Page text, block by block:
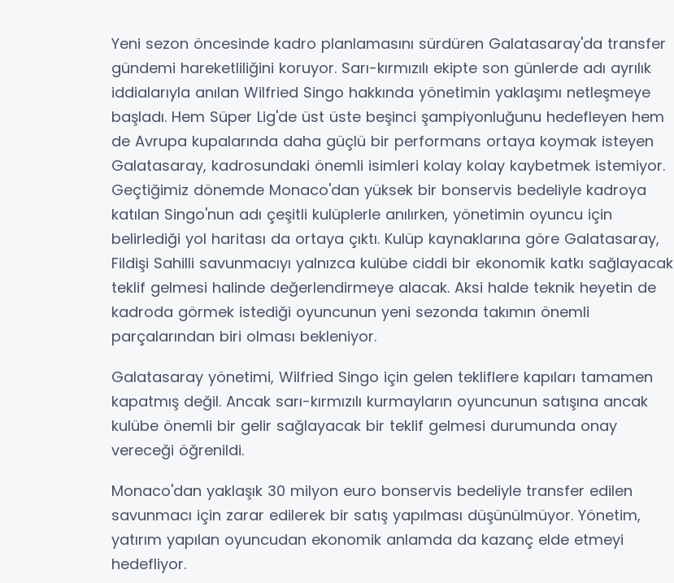
Yeni sezon öncesinde kadro planlamasını sürdüren Galatasaray'da transfer
gündemi hareketliliğini koruyor. Sarı-kırmızılı ekipte son günlerde adı ayrılık
iddialarıyla anılan Wilfried Singo hakkında yönetimin yaklaşımı netleşmeye
başladı. Hem Süper Lig'de üst üste beşinci şampiyonluğunu hedefleyen hem
de Avrupa kupalarında daha güçlü bir performans ortaya koymak isteyen
Galatasaray, kadrosundaki önemli isimleri kolay kolay kaybetmek istemiyor.
Geçtiğimiz dönemde Monaco'dan yüksek bir bonservis bedeliyle kadroya
katılan Singo'nun adı çeşitli kulüplerle anılırken, yönetimin oyuncu için
belirlediği yol haritası da ortaya çıktı. Kulüp kaynaklarına göre Galatasaray,
Fildişi Sahilli savunmacıyı yalnızca kulübe ciddi bir ekonomik katkı sağlayacak
teklif gelmesi halinde değerlendirmeye alacak. Aksi halde teknik heyetin de
kadroda görmek istediği oyuncunun yeni sezonda takımın önemli
parçalarından biri olması bekleniyor.
Galatasaray yönetimi, Wilfried Singo için gelen tekliflere kapıları tamamen
kapatmış değil. Ancak sarı-kırmızılı kurmayların oyuncunun satışına ancak
kulübe önemli bir gelir sağlayacak bir teklif gelmesi durumunda onay
vereceği öğrenildi.
Monaco'dan yaklaşık 30 milyon euro bonservis bedeliyle transfer edilen
savunmacı için zarar edilerek bir satış yapılması düşünülmüyor. Yönetim,
yatırım yapılan oyuncudan ekonomik anlamda da kazanç elde etmeyi
hedefliyor.